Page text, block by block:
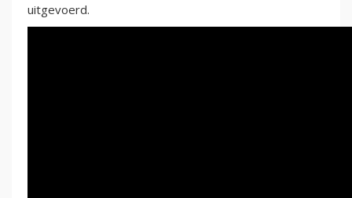
uitgevoerd.